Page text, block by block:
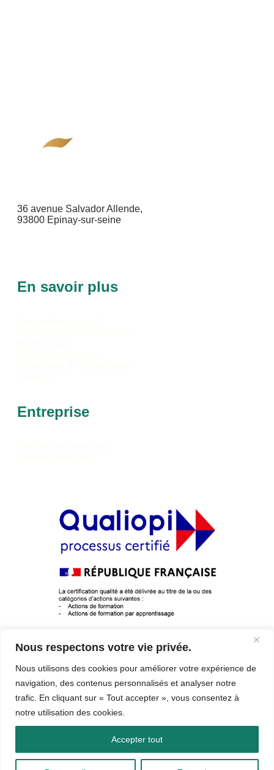
Nous respectons votre vie privée.
Nous utilisons des cookies pour améliorer votre expérience de
navigation, des contenus personnalisés et analyser notre
trafic. En cliquant sur « Tout accepter », vous consentez à
notre utilisation des cookies.
Accepter tout
36 avenue Salvador Allende,
93800 Epinay-sur-seine
En savoir plus
Entreprise
Dernière mise à jour le 4 août 2026
All Rights Reserved © 2026